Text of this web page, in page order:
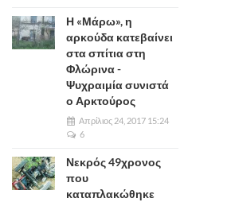
Η «Μάρω», η
αρκούδα κατεβαίνει
στα σπίτια στη
Φλώρινα -
Ψυχραιμία συνιστά
ο Αρκτούρος
Απρίλιος 24, 2017 15:24
6
Νεκρός 49χρονος
που
καταπλακώθηκε